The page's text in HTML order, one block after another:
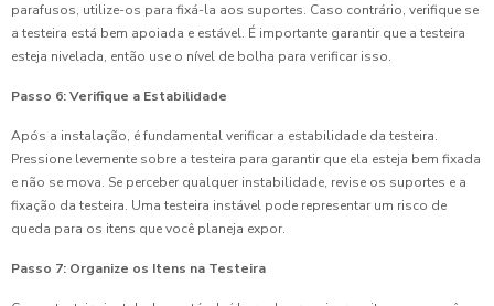
parafusos, utilize-os para fixá-la aos suportes. Caso contrário, verifique se
a testeira está bem apoiada e estável. É importante garantir que a testeira
esteja nivelada, então use o nível de bolha para verificar isso.
Passo 6: Verifique a Estabilidade
Após a instalação, é fundamental verificar a estabilidade da testeira.
Pressione levemente sobre a testeira para garantir que ela esteja bem fixada
e não se mova. Se perceber qualquer instabilidade, revise os suportes e a
fixação da testeira. Uma testeira instável pode representar um risco de
queda para os itens que você planeja expor.
Passo 7: Organize os Itens na Testeira